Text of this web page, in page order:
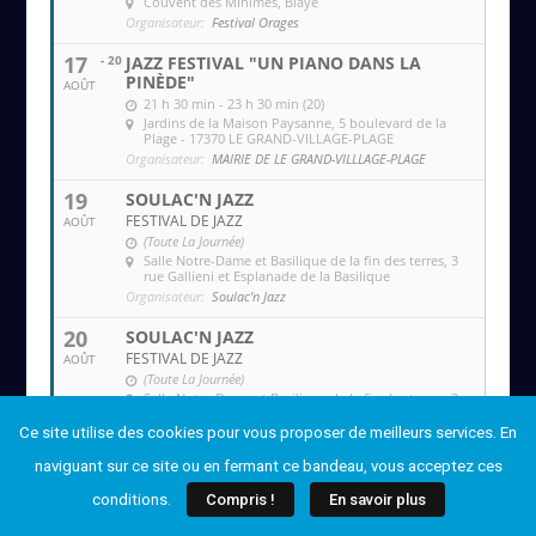
Organisateur: Festival Orages
17
AOÛT
- 20 JAZZ FESTIVAL "UN PIANO DANS LA
PINÈDE"
21 h 30 min - 23 h 30 min (20)
Jardins de la Maison Paysanne , 5 boulevard de la
Plage - 17370 LE GRAND-VILLAGE-PLAGE
Organisateur: MAIRIE DE LE GRAND-VILLLAGE-PLAGE
19
AOÛT
SOULAC'N JAZZ
FESTIVAL DE JAZZ
(Toute La Journée)
Salle Notre-Dame et Basilique de la fin des terres , 3
rue Gallieni et Esplanade de la Basilique
Organisateur: Soulac'n Jazz
20
AOÛT
SOULAC'N JAZZ
FESTIVAL DE JAZZ
(Toute La Journée)
Salle Notre-Dame et Basilique de la fin des terres, 3
Organisateur: Soulac'n Jazz
21
AOÛT
JEROME LABORDE QUINTET
GUINGUETTE "LES AMUSES-GUEULES" DE LA
VIEILLE CHAPELLE
Ce site utilise des cookies pour vous proposer de meilleurs services. En
naviguant sur ce site ou en fermant ce bandeau, vous acceptez ces
conditions.
Compris ! En savoir plus